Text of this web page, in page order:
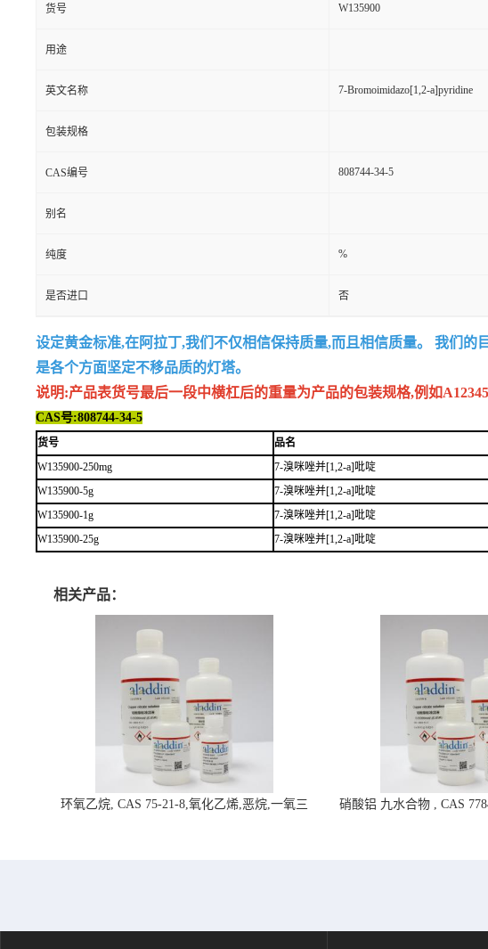
货号 W135900
用途
英文名称 7-Bromoimidazo[1,2-a]pyridine
包装规格
CAS编号 808744-34-5
别名
纯度 %
是否进口 否
设定黄金标准,在阿拉丁,我们不仅相信保持质量,而且相信质量。 我们
是各个方面坚定不移品质的灯塔。
说明:产品表货号最后一段中横杠后的重量为产品的包装规格,例如
CAS号:808744-34-5
货号 品名
W135900-250mg
7-溴咪唑并[1,2-a]吡啶
W135900-5g
7-溴咪唑并[1,2-a]吡啶
W135900-1g
7-溴咪唑并[1,2-a]吡啶
W135900-25g
7-溴咪唑并[1,2-a]吡啶
相关产品：
环氧乙烷, CAS 75-21-8,氧化乙烯,恶烷,一氧三
硝酸铝 九水合物 , CAS